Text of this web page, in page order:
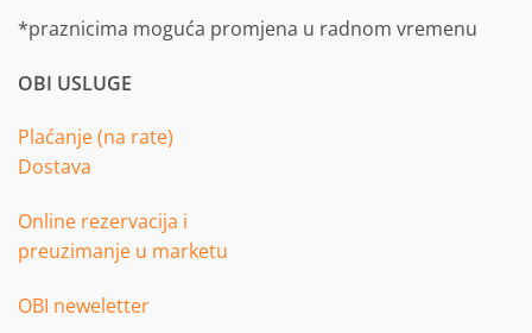
*praznicima moguća promjena u radnom vremenu
OBI USLUGE
Plaćanje (na rate)
Dostava
Online rezervacija i
preuzimanje u marketu
OBI neweletter